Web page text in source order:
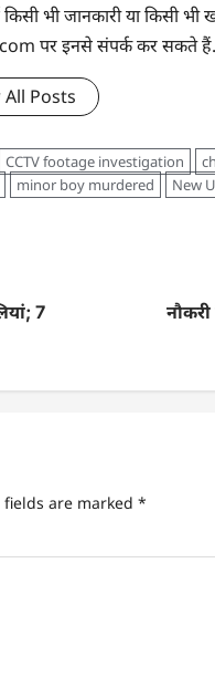
भी जानकारी या किसी
पर इनसे संपर्क कर सकते हैं.
All Posts
CCTV footage investigation
minor boy murdered New
7
are marked *